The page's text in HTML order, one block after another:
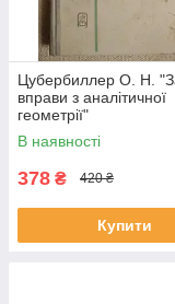
Цубербиллер О. Н.
вправи з аналітичної
геометрії"
В наявності
378 ₴ 420 ₴
Купити